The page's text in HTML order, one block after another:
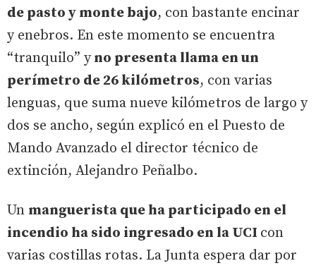
de pasto y monte bajo, con bastante encinar
y enebros. En este momento se encuentra
“tranquilo” yno presenta llama en un
perímetro de 26 kilómetros, con varias
lenguas, que suma nueve kilómetros de largo y
dos se ancho, según explicó en el Puesto de
Mando Avanzado el director técnico de
extinción, Alejandro Peñalbo.
Un manguerista que ha participado en el
incendio ha sido ingresado en la UCI con
varias costillas rotas. La Junta espera dar por